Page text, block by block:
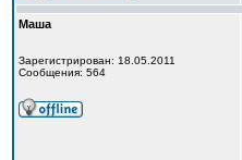
Маша
Зарегистрирован: 18.05.2011
Сообщения: 564